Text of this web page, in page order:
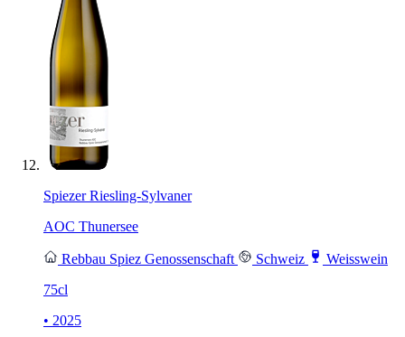
Spiezer Riesling-Sylvaner
AOC Thunersee
Rebbau Spiez Genossenschaft Schweiz
Weisswein
75cl
• 2025